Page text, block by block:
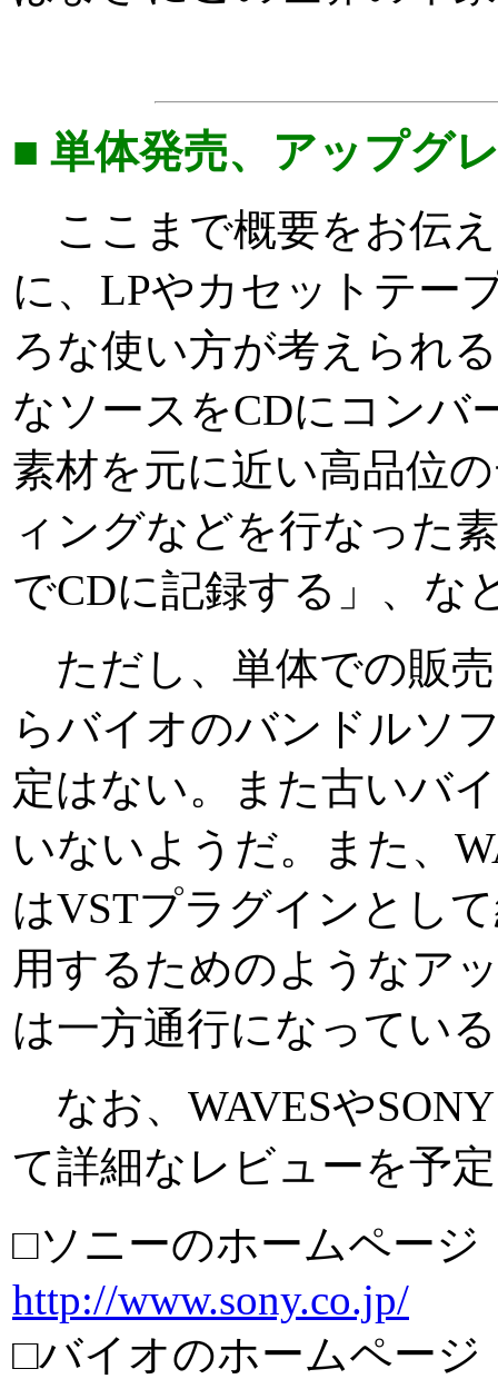
■ 単体発売、アップグ
ここまで概要をお伝
に、LPやカセットテー
ろな使い方が考えられ
なソースをCDにコンバ
素材を元に近い高品位
ィングなどを行なった
でCDに記録する」、な
ただし、単体での販
らバイオのバンドルソ
定はない。また古いバ
いないようだ。また、
はVSTプラグインとし
用するためのようなア
は一方通行になってい
なお、WAVESや
て詳細なレビューを予
□ソニーのホームページ
http://www.sony.co.jp/
□バイオのホームページ